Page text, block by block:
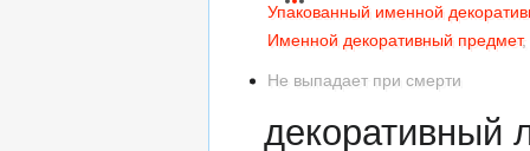
Упакованный именной
Именной декоративный предмет,
Не выпадает при смерти
декоративный